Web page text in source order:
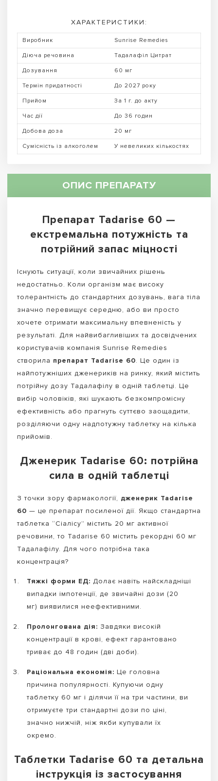
ХАРАКТЕРИСТИКИ:
Виробник Sunrise Remedies
Діюча речовина Тадалафіл Цитрат
Дозування 60 мг
Термін придатності До 2027 року
Прийом За 1 г. до акту
Час дії До 36 годин
Добова доза 20 мг
Сумісність із алкоголем У невеликих кількостях
ОПИС ПРЕПАРАТУ
Препарат Tadarise 60 —
екстремальна потужність та
потрійний запас міцності
Існують ситуації, коли звичайних рішень
недостатньо. Коли організм має високу
толерантність до стандартних дозувань, вага тіла
значно перевищує середню, або ви просто
хочете отримати максимальну впевненість у
результаті. Для найвибагливіших та досвідчених
користувачів компанія Sunrise Remedies
створила препарат Tadarise 60. Це один із
найпотужніших дженериків на ринку, який містить
потрійну дозу Тадалафілу в одній таблетці. Це
вибір чоловіків, які шукають безкомпромісну
ефективність або прагнуть суттєво заощадити,
розділяючи одну надпотужну таблетку на кілька
прийомів.
Дженерик Tadarise 60: потрійна
сила в одній таблетці
З точки зору фармакології, дженерик Tadarise
60 — це препарат посиленої дії. Якщо стандартна
таблетка “Сіалісу” містить 20 мг активної
речовини, то Tadarise 60 містить рекордні 60 мг
Тадалафілу. Для чого потрібна така
концентрація?
Тяжкі форми ЕД: Долає навіть найскладніші
випадки імпотенції, де звичайні дози (20
мг) виявилися неефективними.
Пролонгована дія: Завдяки високій
концентрації в крові, ефект гарантовано
триває до 48 годин (дві доби).
Раціональна економія: Це головна
причина популярності. Купуючи одну
таблетку 60 мг і ділячи її на три частини, ви
отримуєте три стандартні дози по ціні,
значно нижчій, ніж якби купували їх
окремо.
Таблетки Tadarise 60 та детальна
інструкція із застосування